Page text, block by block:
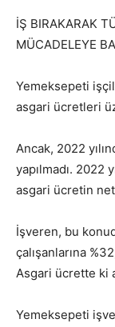
İŞ BIRAKARAK
MÜCADELEYE
Yemeksepeti
asgari ücretleri
Ancak, 2022
yapılmadı. 2022
asgari ücretin
İşveren, bu
çalışanlarına
Asgari ücrette ki
Yemeksepeti